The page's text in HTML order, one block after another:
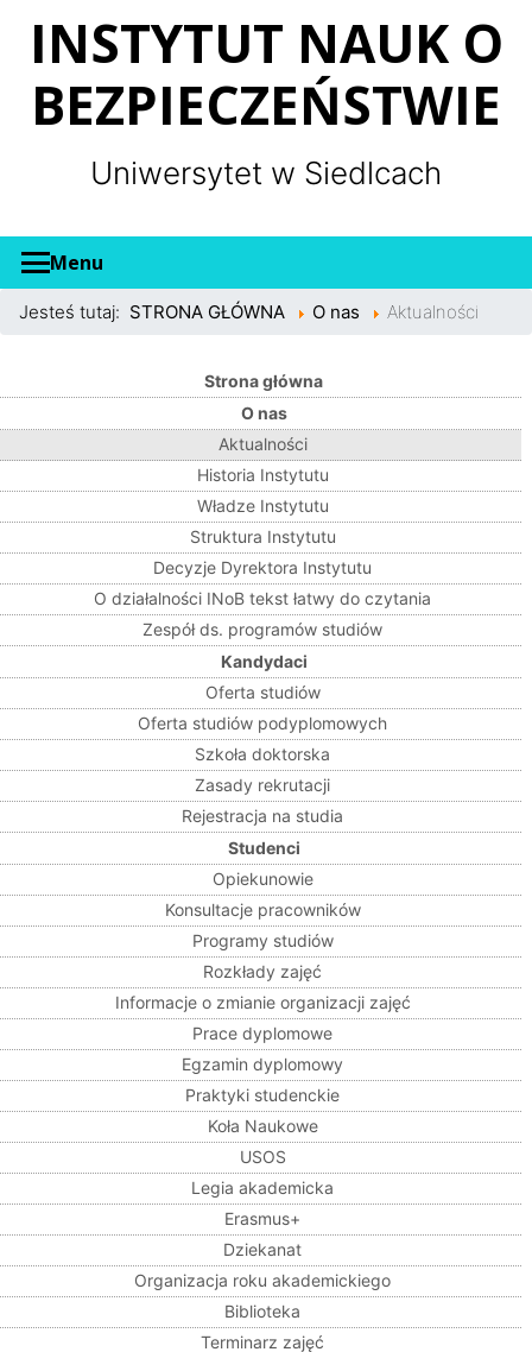
INSTYTUT NAUK O
BEZPIECZEŃSTWIE
Uniwersytet w Siedlcach
Menu
Jesteś tutaj: STRONA GŁÓWNA O nas Aktualności
Strona główna
O nas
Aktualności
Historia Instytutu
Władze Instytutu
Struktura Instytutu
Decyzje Dyrektora Instytutu
O działalności INoB tekst łatwy do czytania
Zespół ds. programów studiów
Kandydaci
Oferta studiów
Oferta studiów podyplomowych
Szkoła doktorska
Zasady rekrutacji
Rejestracja na studia
Studenci
Opiekunowie
Konsultacje pracowników
Programy studiów
Rozkłady zajęć
Informacje o zmianie organizacji zajęć
Prace dyplomowe
Egzamin dyplomowy
Praktyki studenckie
Koła Naukowe
USOS
Legia akademicka
Erasmus+
Dziekanat
Organizacja roku akademickiego
Biblioteka
Terminarz zajęć